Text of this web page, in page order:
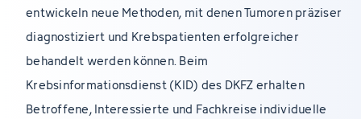
entwickeln neue Methoden, mit denen Tumoren präziser
diagnostiziert und Krebspatienten erfolgreicher
behandelt werden können. Beim
Krebsinformationsdienst (KID) des DKFZ erhalten
Betroffene, Interessierte und Fachkreise individuelle